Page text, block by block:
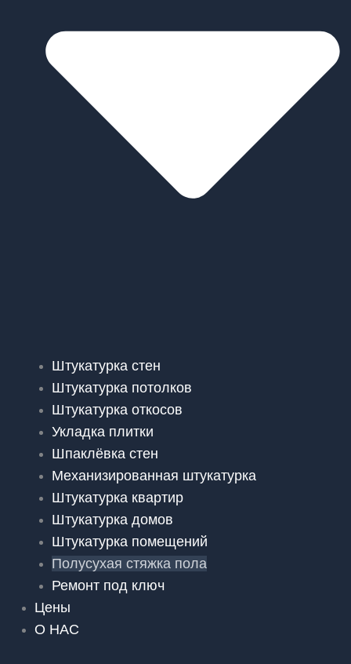
Штукатурка стен
Штукатурка потолков
Штукатурка откосов
Укладка плитки
Шпаклёвка стен
Механизированная штукатурка
Штукатурка квартир
Штукатурка домов
Штукатурка помещений
Полусухая стяжка пола
Ремонт под ключ
Цены
О НАС